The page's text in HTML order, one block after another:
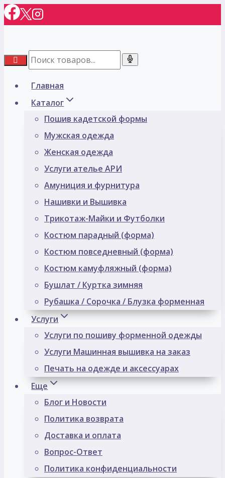
Перейти
к
Главная
Каталог
Пошив кадетской формы
Мужская одежда
Женская одежда
Услуги ателье АРИ
Амуниция и фурнитура
Нашивки и Вышивка
Трикотаж-Майки и Футболки
Костюм парадный (форма)
Костюм повседневный (форма)
Костюм камуфляжный (форма)
Бушлат / Куртка зимняя
Рубашка / Сорочка / Блузка форменная
Услуги
Услуги по пошиву форменной одежды
Услуги Машинная вышивка на заказ
Печать на одежде и аксессуарах
Еще
Блог и Новости
Политика возврата
Доставка и оплата
Вопрос-Ответ
Политика конфиденциальности